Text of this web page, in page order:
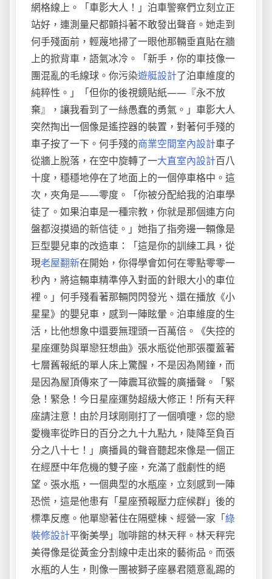
網格線上。「車影大人！」泊車警察們立刻立正
站好，連測量尺都顫抖著不敢發出聲音。她走到
何手殘面前，輕蔑地掃了一眼他那輛垂直貼在牆
上的掀背車，語氣冰冷。「新手，你的車技像一
團混亂的毛線球。你污染遊艇設計了泊車維度的
純粹性。」「但你的後視鏡貼紙——『永不放
棄』，讓我看到了一絲愚蠢的勇氣。」車影大人
突然掏出一個像是遙控器的裝置，對著何手殘的
車子按了一下。何手殘的商業空間室內設計車子
從牆上脫落，在空中旋轉了一大直室內設計百八
十度，穩穩地停在了地面上的一個停車格中。這
次，夾角是——零度。「你被分配給我的泊車學
徒了。如果泊車是一種宗教，你就是那個連方向
盤都沒摸過的新信徒。」她指了指旁邊一輛像是
巨型嬰兒車的改造車：「這是你的訓練工具，從
現老屋翻新在開始，你得學會如何在零點零零一
秒內，將這輛車精準停入對面的針眼大小的車位
裡。」何手殘看著那輛閃閃發光、還在播放《小
星星》的嬰兒車，感到一陣眩暈。泊車維度的生
活，比他想象中還要無理頭一百萬倍。《失控的
星座運勢與單戀狂想曲》張水瓶從他那張覆蓋著
七層舊報紙的單人床上驚醒，不是因為鬧鐘，而
是因為屋頂傳來了一陣震耳欲聾的廣播聲。「緊
急！緊急！今日星座運勢超級大修正！所有天秤
座請注意！由於月球剛剛打了一個噴嚏，您的戀
愛機率從昨日的百分之九十九點九，陡降至負百
分之八十七！」廣播員的聲音聽起來像是一個正
在經歷中年危機的雙子座，充滿了戲劇性的絕
望。張水瓶，一個典型的水瓶座，立刻感到一陣
恐慌，這是他患有「星座預報壓力症候群」後的
標準反應。他單戀著住在隔壁棟、經營一家「綠
裝修設計平衡美學」咖啡館的林天秤。林天秤完
美得像是從黃金分割線中走出來的藝術品。而張
水瓶的人生，則像一團被獅子座暴君隨意亂踢的